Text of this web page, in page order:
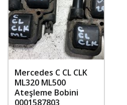
Mercedes C CL CLK
ML320 ML500
Ateşleme Bobini
0001587803